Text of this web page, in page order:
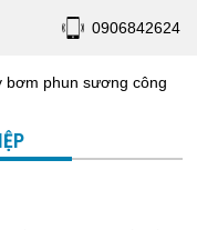
0906842624
bơm phun sương công